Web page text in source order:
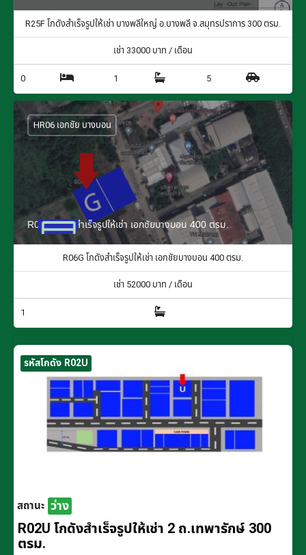
R25F โกดังสำเร็จรูปให้เช่า บางพลีใหญ่ อ.บางพลี จ.สมุทรปราการ 300 ตรม.
เช่า 33000 บาท / เดือน
0 1 5
R06G โกดังสำเร็จรูปให้เช่า เอกชัยบางบอน 400 ตรม.
HR06 เอกชัย บางบอน
R06G โกดังสำเร็จรูปให้เช่า เอกชัยบางบอน 400 ตรม.
เช่า 52000 บาท / เดือน
1
รหัสโกดัง R02U
สถานะ ว่าง
R02U โกดังสำเร็จรูปให้เช่า 2 ถ.เทพารักษ์ 300
ตรม.